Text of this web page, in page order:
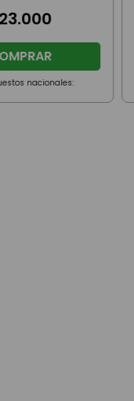
.000
nacionales: